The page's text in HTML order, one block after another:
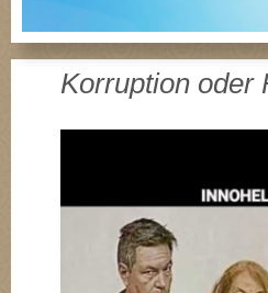
Korruption oder